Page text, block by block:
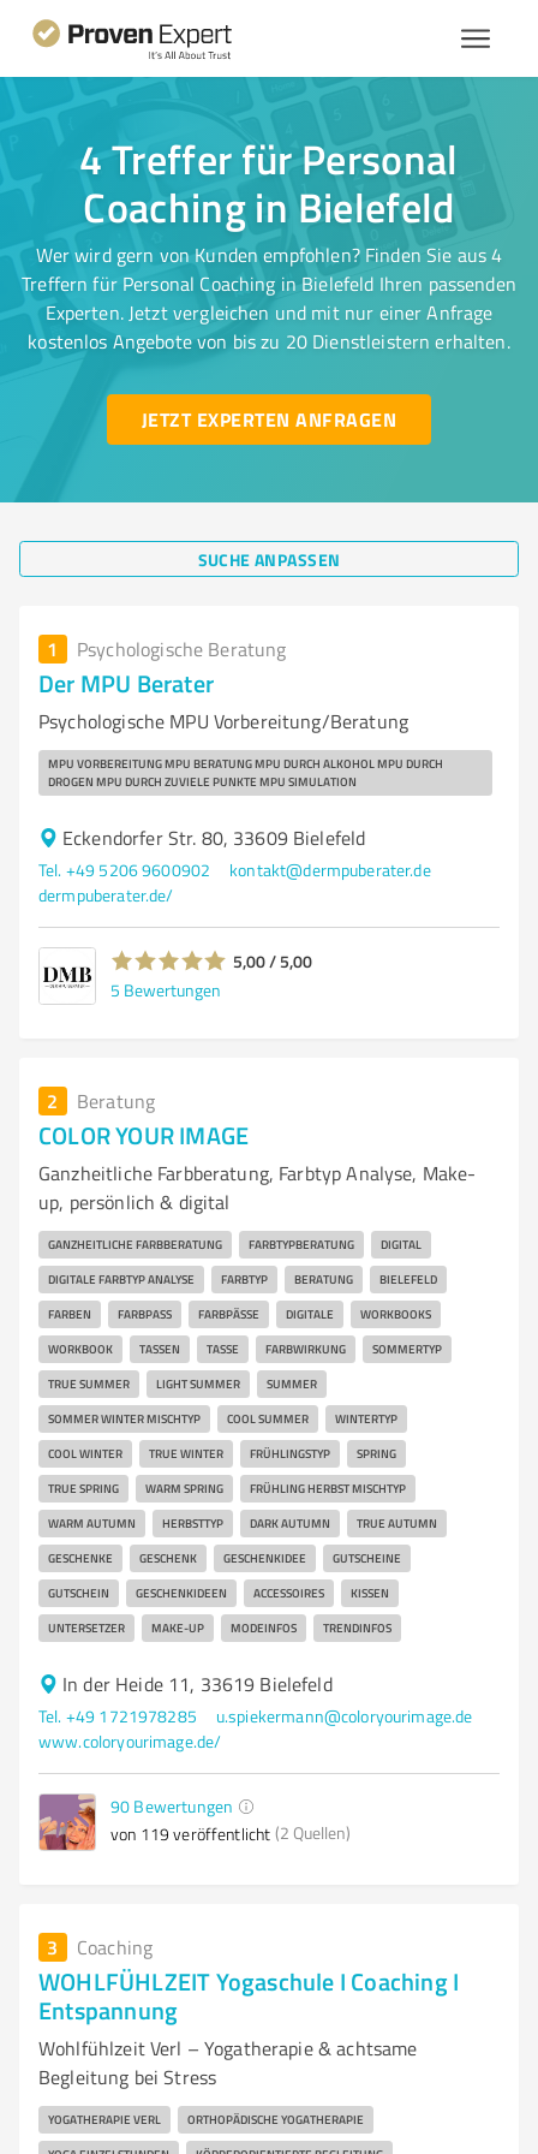
4 Treffer für Personal
Coaching in Bielefeld
Wer wird gern von Kunden empfohlen? Finden Sie aus 4
Treffern für Personal Coaching in Bielefeld Ihren passenden
Experten. Jetzt vergleichen und mit nur einer Anfrage
kostenlos Angebote von bis zu 20 Dienstleistern erhalten.
JETZT EXPERTEN ANFRAGEN
SUCHE ANPASSEN
1 Psychologische Beratung
Der MPU Berater
Psychologische MPU Vorbereitung/Beratung
MPU VORBEREITUNG MPU BERATUNG MPU DURCH ALKOHOL MPU DURCH
DROGEN MPU DURCH ZUVIELE PUNKTE MPU SIMULATION
Eckendorfer Str. 80, 33609 Bielefeld
Tel. +49 5206 9600902
kontakt@dermpuberater.de
dermpuberater.de/
5,00 / 5,00
5 Bewertungen
2 Beratung
COLOR YOUR IMAGE
Ganzheitliche Farbberatung, Farbtyp Analyse, Make-
up, persönlich & digital
GANZHEITLICHE FARBBERATUNG FARBTYPBERATUNG DIGITAL
DIGITALE FARBTYP ANALYSE FARBTYP BERATUNG BIELEFELD
FARBEN FARBPASS FARBPÄSSE DIGITALE WORKBOOKS
WORKBOOK TASSEN TASSE FARBWIRKUNG SOMMERTYP
TRUE SUMMER LIGHT SUMMER SUMMER
SOMMER WINTER MISCHTYP COOL SUMMER WINTERTYP
COOL WINTER TRUE WINTER FRÜHLINGSTYP SPRING
TRUE SPRING WARM SPRING FRÜHLING HERBST MISCHTYP
WARM AUTUMN HERBSTTYP DARK AUTUMN TRUE AUTUMN
GESCHENKE GESCHENK GESCHENKIDEE GUTSCHEINE
GUTSCHEIN GESCHENKIDEEN ACCESSOIRES KISSEN
UNTERSETZER MAKE-UP MODEINFOS TRENDINFOS
In der Heide 11, 33619 Bielefeld
Tel. +49 1721978285
u.spiekermann@coloryourimage.de
www.coloryourimage.de/
90 Bewertungen
von 119 veröffentlicht (2 Quellen)
3 Coaching
WOHLFÜHLZEIT Yogaschule I Coaching I
Entspannung
Wohlfühlzeit Verl – Yogatherapie & achtsame
Begleitung bei Stress
YOGATHERAPIE VERL ORTHOPÄDISCHE YOGATHERAPIE